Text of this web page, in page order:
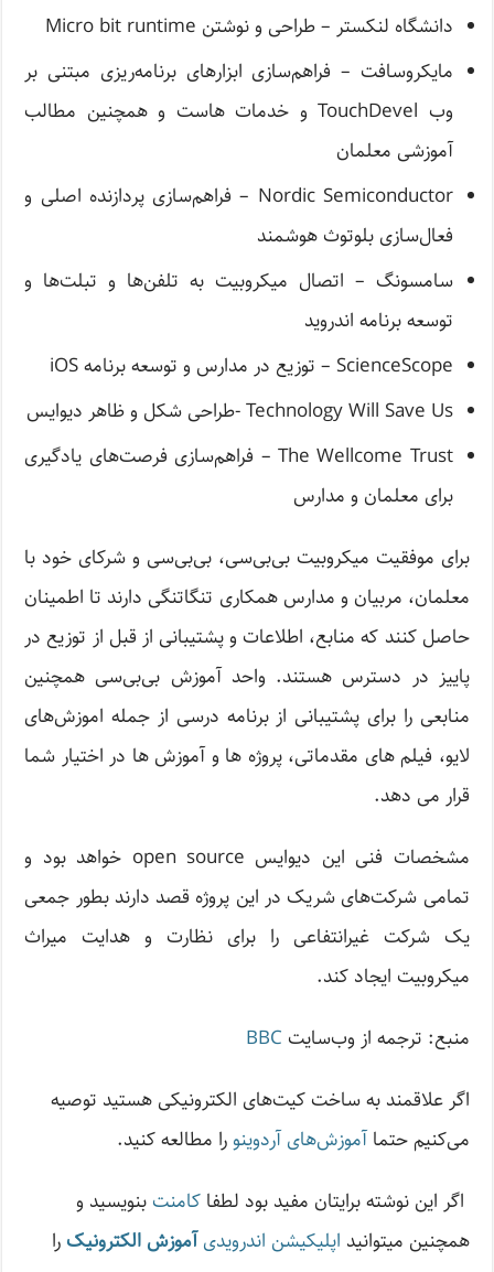
دانشگاه لنکستر – طراحی و نوشتن Micro bit runtime
مایکروسافت – فراهم‌سازی ابزارهای برنامه‌ریزی مبتنی بر
وب TouchDevel و خدمات‌ هاست و همچنین مطالب
آموزشی معلمان
Nordic Semiconductor – فراهم‌سازی پردازنده اصلی و
فعال‌سازی بلوتوث هوشمند
سامسونگ – اتصال میکروبیت به تلفن‌ها و تبلت‌ها و
توسعه برنامه اندروید
ScienceScope – توزیع در مدارس و توسعه برنامه iOS
Technology Will Save Us -طراحی شکل و ظاهر دیوایس
The Wellcome Trust – فراهم‌سازی فرصت‌های یادگیری
برای معلمان و مدارس
برای موفقیت میکروبیت بی‌بی‌سی، بی‌بی‌سی و شرکای خود با
معلمان، مربیان و مدارس همکاری تنگاتنگی دارند تا اطمینان
حاصل کنند که منابع، اطلاعات و پشتیبانی از قبل از توزیع در
پاییز در دسترس هستند. واحد آموزش بی‌بی‌سی همچنین
منابعی را برای پشتیبانی از برنامه درسی از جمله اموزش‌های
لایو، فیلم های مقدماتی، پروژه ها و آموزش ها در اختیار شما
قرار می دهد.
مشخصات فنی این دیوایس open source خواهد بود و
تمامی شرکت‌های شریک در این پروژه قصد دارند بطور جمعی
یک شرکت غیرانتفاعی را برای نظارت و هدایت میراث
میکروبیت ایجاد کند.
منبع: ترجمه از وب‌سایت BBC
اگر علاقمند به ساخت کیت‌های الکترونیکی هستید توصیه
می‌کنیم حتماآموزش‌های آردوینورا مطالعه کنید.
اگر این نوشته‌ برایتان مفید بود لطفاکامنت بنویسید و
همچنین میتوانید اپلیکیشن اندرویدیآموزش الکترونیک را